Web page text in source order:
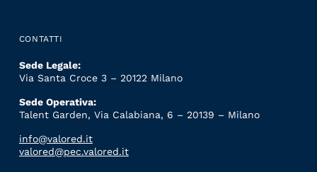
CONTATTI
Sede Legale:
Via Santa Croce 3 – 20122 Milano
Sede Operativa:
Talent Garden, Via Calabiana, 6 – 20139 – Milano
info@valored.it
valored@pec.valored.it